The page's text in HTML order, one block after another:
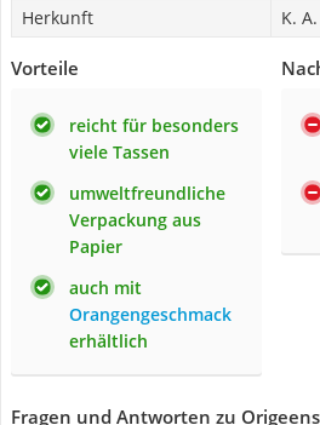
Herkunft
K. A.
Vorteile
reicht für besonders
viele Tassen
umweltfreundliche
Verpackung aus
Papier
auch mit
Orangengeschmack
erhältlich
Fragen und Antworten zu